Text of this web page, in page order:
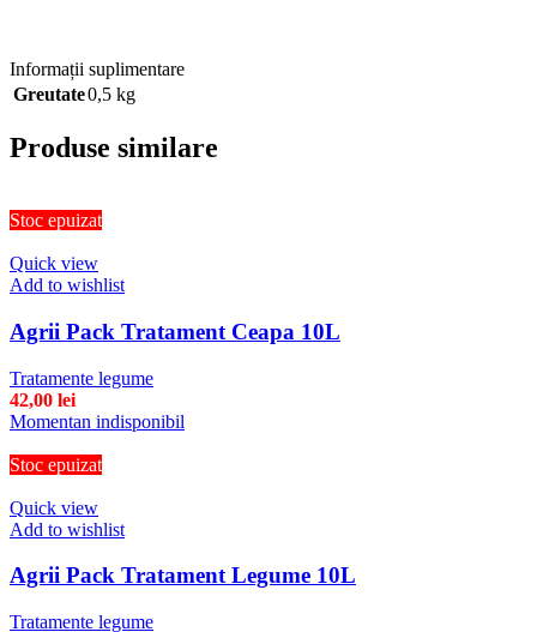
Informații suplimentare
Greutate0,5 kg
Produse similare
Stoc epuizat
Quick view
Add to wishlist
Agrii Pack Tratament Ceapa 10L
Tratamente legume
42,00 lei
Momentan indisponibil
Stoc epuizat
Quick view
Add to wishlist
Agrii Pack Tratament Legume 10L
Tratamente legume